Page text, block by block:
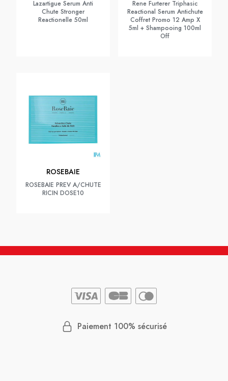
Lazartigue Serum Anti
Chute Stronger
Reactionelle 50ml
Rene Furterer Triphasic
Reactional Serum Antichute
Coffret Promo 12 Amp X
5ml + Shampooing 100ml
Off
ROSEBAIE
ROSEBAIE PREV A/CHUTE
RICIN DOSE10
Paiement 100% sécurisé